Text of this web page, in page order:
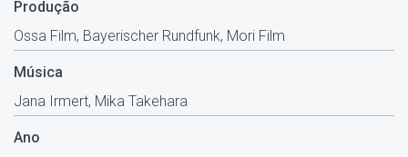
Produção
Ossa Film, Bayerischer Rundfunk, Mori Film
Música
Jana Irmert, Mika Takehara
Ano